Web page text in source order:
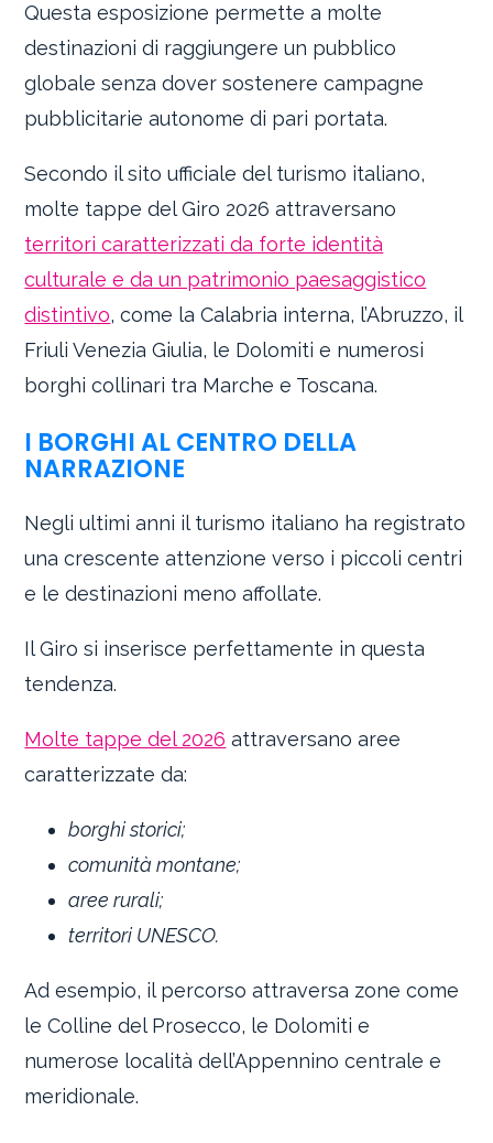
Questa esposizione permette a molte
destinazioni di raggiungere un pubblico
globale senza dover sostenere campagne
pubblicitarie autonome di pari portata.
Secondo il sito ufficiale del turismo italiano,
molte tappe del Giro 2026 attraversano
territori caratterizzati da forte identità
culturale e da un patrimonio paesaggistico
distintivo, come la Calabria interna, l’Abruzzo, il
Friuli Venezia Giulia, le Dolomiti e numerosi
borghi collinari tra Marche e Toscana.
I BORGHI AL CENTRO DELLA
NARRAZIONE
Negli ultimi anni il turismo italiano ha registrato
una crescente attenzione verso i piccoli centri
e le destinazioni meno affollate.
Il Giro si inserisce perfettamente in questa
tendenza.
Molte tappe del 2026 attraversano aree
caratterizzate da:
borghi storici;
comunità montane;
aree rurali;
territori UNESCO.
Ad esempio, il percorso attraversa zone come
le Colline del Prosecco, le Dolomiti e
numerose località dell’Appennino centrale e
meridionale.